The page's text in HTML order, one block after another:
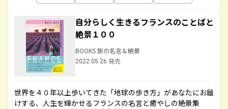
自分らしく生きるフランスのことばと
絶景１００
BOOKS 旅の名言＆絶景
2022.05.26 発売
世界を４０年以上歩いてきた「地球の歩き方」があなたにお届
けする、人生を輝かせるフランスの名言と癒やしの絶景集